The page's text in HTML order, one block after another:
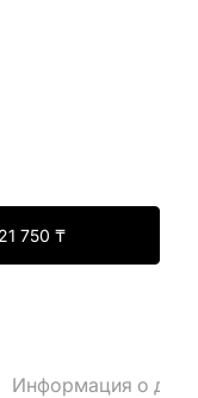
750 ₸
Информация о